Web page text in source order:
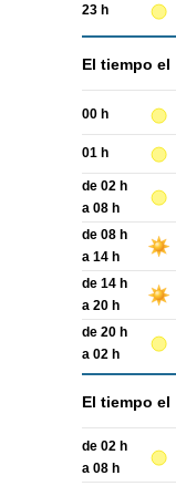
23 h
El tiempo el
00 h
01 h
de 02 h
a 08 h
de 08 h
a 14 h
de 14 h
a 20 h
de 20 h
a 02 h
El tiempo el
de 02 h
a 08 h